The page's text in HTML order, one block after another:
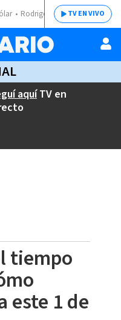
Rodrigo ChavesTV EN VIVO
aquíTV en
tiempo
este 1 de